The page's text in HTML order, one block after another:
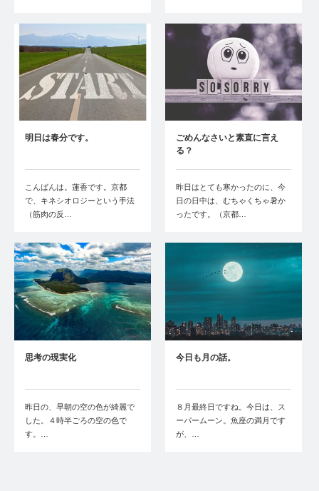
明日は春分です。
こんばんは。蓮香です。京都
で、キネシオロジーという手法
（筋肉の反…
ごめんなさいと素直に言え
る？
昨日はとても寒かったのに、今
日の日中は、むちゃくちゃ暑か
ったです。（京都…
思考の現実化
昨日の、早朝の空の色が綺麗で
した。４時半ごろの空の色で
す。…
今日も月の話。
８月最終日ですね。今日は、ス
ーパームーン。魚座の満月です
が、…